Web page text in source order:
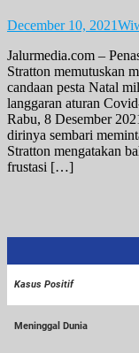
December 10, 2021
Jalurmedia.com –
Stratton memutuskan
candaan pesta Natal
langgaran aturan
Rabu, 8 Desember
dirinya sembari
Stratton mengatakan
frustasi […]